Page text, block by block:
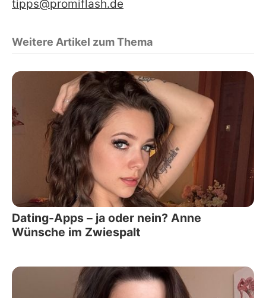
tipps@promiflash.de
Weitere Artikel zum Thema
Dating-Apps – ja oder nein? Anne
Wünsche im Zwiespalt